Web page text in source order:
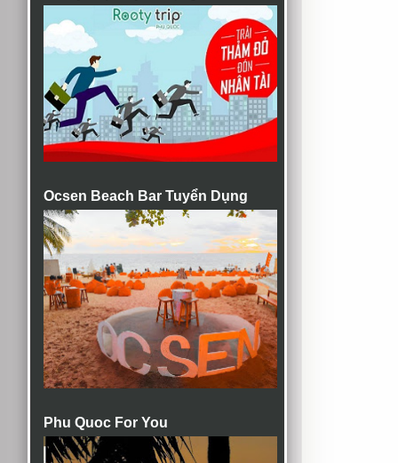
Ocsen Beach Bar Tuyển Dụng
Phu Quoc For You